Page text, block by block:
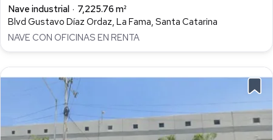
Nave industrial
7,225.76 m²
Blvd Gustavo Díaz Ordaz, La Fama, Santa Catarina
NAVE CON OFICINAS EN RENTA